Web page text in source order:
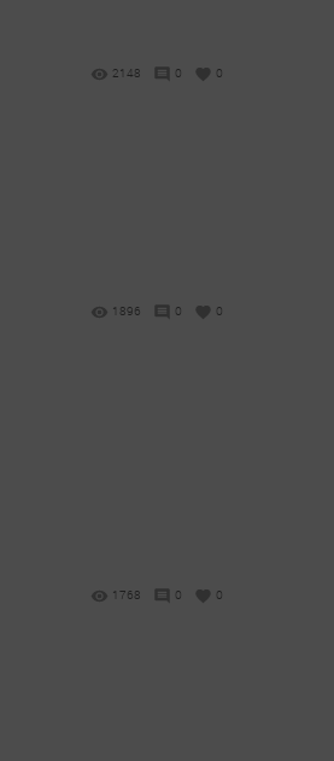
2148 0 0
1896 0 0
1768 0 0